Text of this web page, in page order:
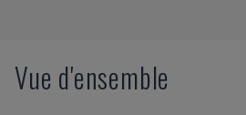
Vue d'ensemble